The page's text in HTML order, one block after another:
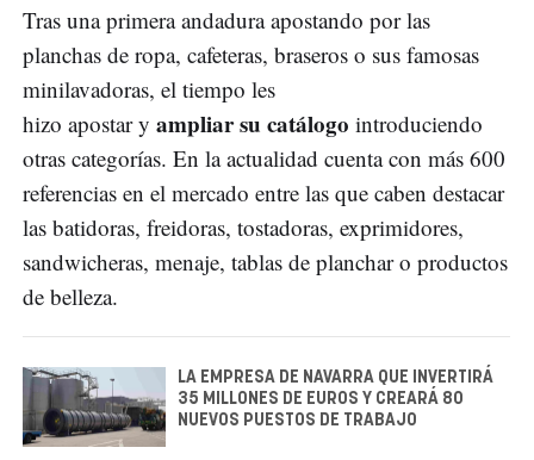
Tras una primera andadura apostando por las
planchas de ropa, cafeteras, braseros o sus famosas
minilavadoras, el tiempo les
hizo apostar y ampliar su catálogo introduciendo
otras categorías. En la actualidad cuenta con más 600
referencias en el mercado entre las que caben destacar
las batidoras, freidoras, tostadoras, exprimidores,
sandwicheras, menaje, tablas de planchar o productos
de belleza.
LA EMPRESA DE NAVARRA QUE INVERTIRÁ
35 MILLONES DE EUROS Y CREARÁ 80
NUEVOS PUESTOS DE TRABAJO